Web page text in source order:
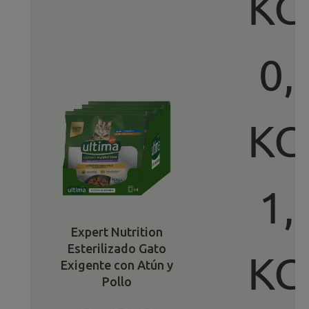
Expert Nutrition
Esterilizado Gato
Exigente con Atún y
Pollo